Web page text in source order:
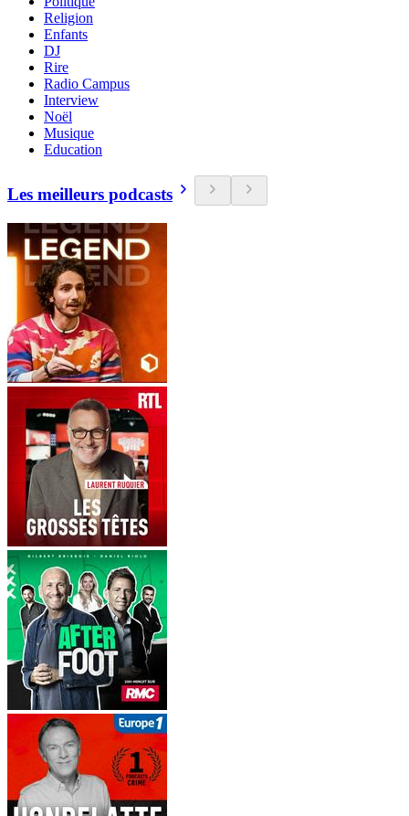
Religion
Enfants
DJ
Rire
Radio Campus
Interview
Noël
Musique
Education
Les meilleurs podcasts